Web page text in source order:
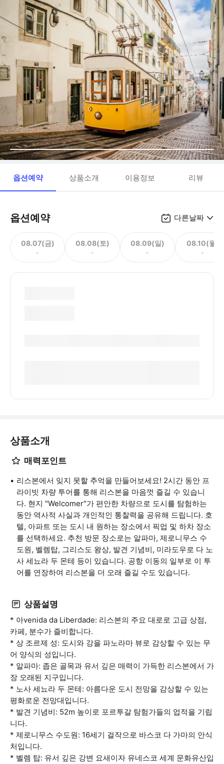
옵션예약 상품소개 이용정보 리뷰
옵션예약 다른날짜
08.07(금)
-
08.08(토)
-
08.09(일)
-
08.10(월)
-
상품소개
매력포인트
리스본에서 잊지 못할 추억을 만들어보세요! 2시간 동안 프
라이빗 차량 투어를 통해 리스본을 마음껏 즐길 수 있습니
다. 현지 "Welcomer"가 편안한 차량으로 도시를 탐험하는
동안 역사적 사실과 개인적인 통찰력을 공유해 드립니다. 호
텔, 아파트 또는 도시 내 원하는 장소에서 픽업 및 하차 장소
를 선택하세요. 추천 방문 장소로는 알파마, 제로니무스 수
도원, 벨렘탑, 그리스도 왕상, 발견 기념비, 미라도우로 다 노
사 세뇨라 두 몬테 등이 있습니다. 공항 이동의 일부로 이 투
어를 연장하여 리스본을 더 오래 즐길 수도 있습니다.
상품설명
* 아venida da Liberdade: 리스본의 주요 대로로 고급 상점,
카페, 분수가 즐비합니다.
* 상 조르제 성: 도시와 강을 파노라마 뷰로 감상할 수 있는 무
어 양식의 성입니다.
* 알파마: 좁은 골목과 유서 깊은 매력이 가득한 리스본에서 가
장 오래된 지구입니다.
* 노사 세뇨라 두 몬테: 아름다운 도시 전망을 감상할 수 있는
평화로운 전망대입니다.
* 발견 기념비: 52m 높이로 포르투갈 탐험가들의 업적을 기립
니다.
* 제로니무스 수도원: 16세기 걸작으로 바스코 다 가마의 안식
처입니다.
* 벨렘 탑: 유서 깊은 강변 요새이자 유네스코 세계 문화유산입